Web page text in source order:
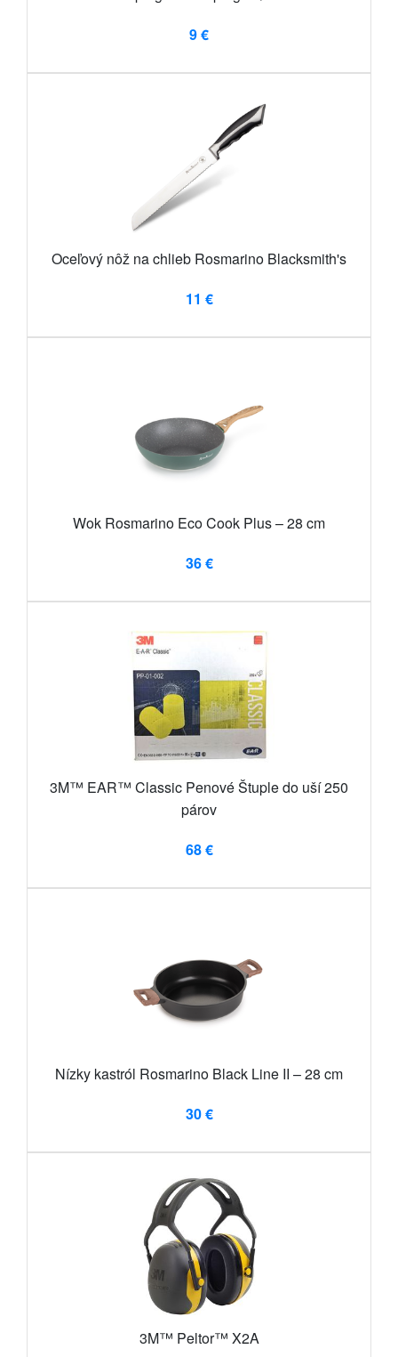
9 €
Oceľový nôž na chlieb Rosmarino Blacksmith's
11 €
Wok Rosmarino Eco Cook Plus – 28 cm
36 €
3M™ EAR™ Classic Penové Štuple do uší 250
párov
68 €
Nízky kastról Rosmarino Black Line II – 28 cm
30 €
3M™ Peltor™ X2A